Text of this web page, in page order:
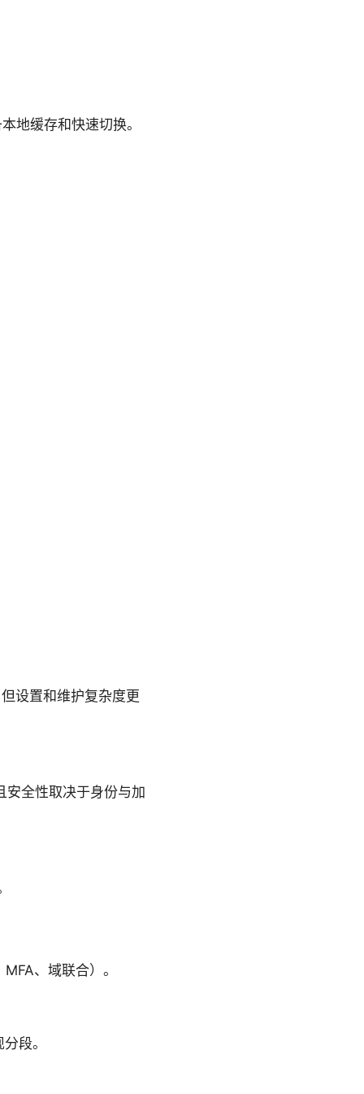
地缓存和快速切换。
设置和维护复杂度更
安全性取决于身份与加
、域联合）。
段。